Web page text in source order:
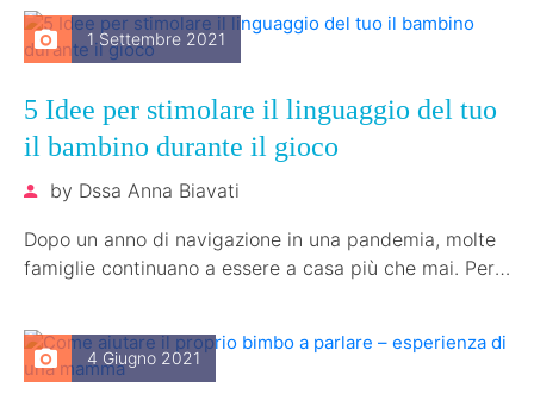
1 Settembre 2021
5 Idee per stimolare il linguaggio del tuo
il bambino durante il gioco
by Dssa Anna Biavati
Dopo un anno di navigazione in una pandemia, molte
famiglie continuano a essere a casa più che mai. Per
4 Giugno 2021